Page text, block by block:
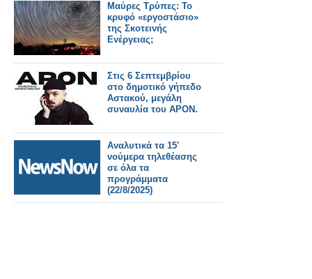
Μαύρες Τρύπες: Το
κρυφό «εργοστάσιο»
της Σκοτεινής
Ενέργειας;
Στις 6 Σεπτεμβρίου
στο δημοτικό γήπεδο
Αστακού, μεγάλη
συναυλία του APON.
Αναλυτικά τα 15'
νούμερα τηλεθέασης
σε όλα τα
προγράμματα
(22/8/2025)